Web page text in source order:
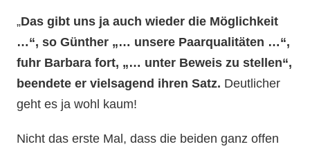
„Das gibt uns ja auch wieder die Möglichkeit
…“, so Günther „… unsere Paarqualitäten …“,
fuhr Barbara fort, „… unter Beweis zu stellen“,
beendete er vielsagend ihren Satz. Deutlicher
geht es ja wohl kaum!
Nicht das erste Mal, dass die beiden ganz offen